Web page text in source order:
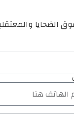
الضحايا